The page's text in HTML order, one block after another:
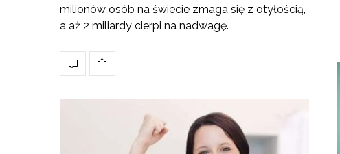
milionów osób na świecie zmaga się z otyłością,
a aż 2 miliardy cierpi na nadwagę.